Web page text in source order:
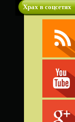
Храх в соцсетях